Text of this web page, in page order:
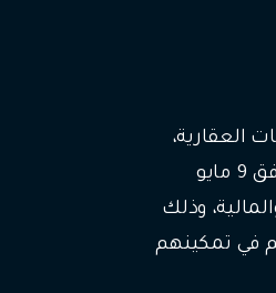
العقارية،
عن تنظيم دورة تدريبية بعنوان "اتقان فن الاستثمار العقاري" يوم الثلاثاء الموافق 9 مايو
وذلك
في تمكينهم